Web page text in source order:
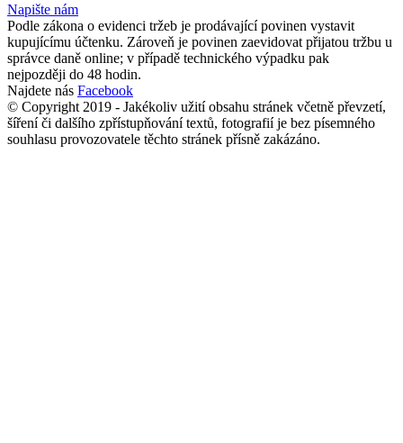
Napište nám
Podle zákona o evidenci tržeb je prodávající povinen vystavit
kupujícímu účtenku. Zároveň je povinen zaevidovat přijatou tržbu u
správce daně online; v případě technického výpadku pak
nejpozději do 48 hodin.
Najdete nás Facebook
© Copyright 2019 - Jakékoliv užití obsahu stránek včetně převzetí,
šíření či dalšího zpřístupňování textů, fotografií je bez písemného
souhlasu provozovatele těchto stránek přísně zakázáno.